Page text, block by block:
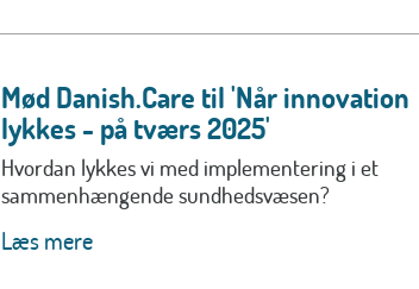
Mød Danish.Care til 'Når innovation
lykkes - på tværs 2025'
Hvordan lykkes vi med implementering i et
sammenhængende sundhedsvæsen?
Læs mere